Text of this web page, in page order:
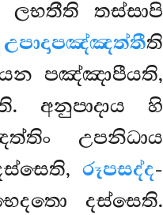
ලභතීති තස්සාපි
උපාදාපඤ්ඤත්තීති
පඤ්ඤාපීයති,
අනුපාදාය හි
උපනිධාය
රූපසද්ද-
දස්සෙති.